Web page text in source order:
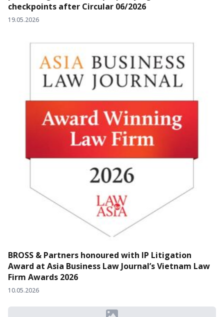
checkpoints after Circular 06/2026
19.05.2026
BROSS & Partners honoured with IP Litigation
Award at Asia Business Law Journal’s Vietnam Law
Firm Awards 2026
10.05.2026